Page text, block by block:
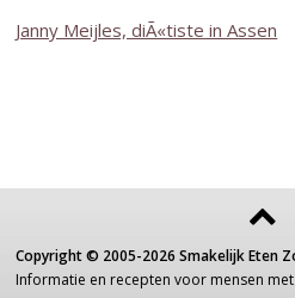
Janny Meijles, diÃ«tiste in Assen
Copyright © 2005-2026 Smakelijk Eten
Informatie en recepten voor mensen